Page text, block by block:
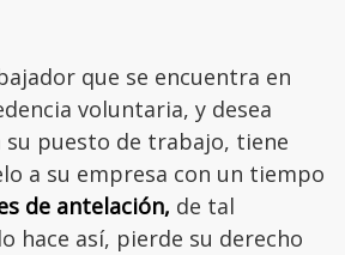
que se encuentra en
voluntaria, y desea
puesto de trabajo, tiene
a su empresa con un tiempo
de antelación, de tal
hace así, pierde su derecho